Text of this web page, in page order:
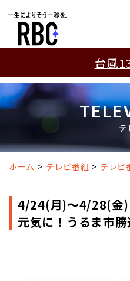
台風
テ
ホーム テレビ番組 テレビ
4/24(月)～4/28(金
元気に！うるま市